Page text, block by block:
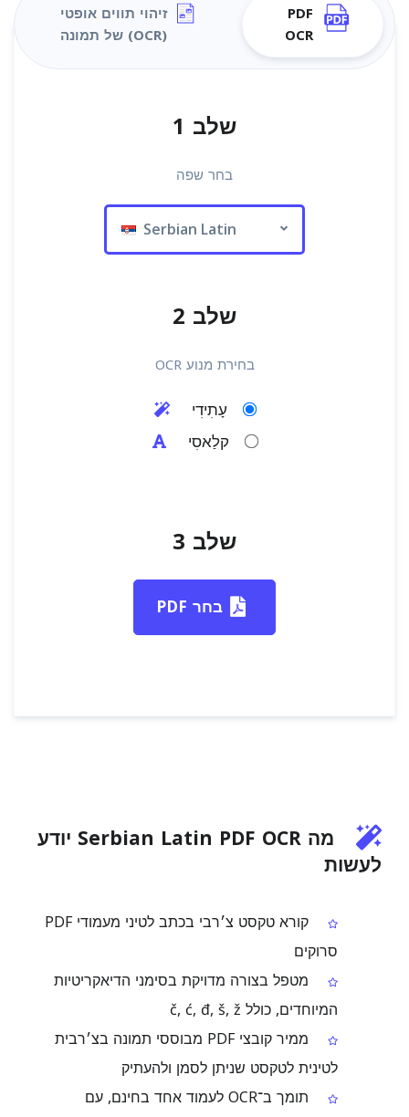
זיהוי תווים אופטי
(OCR) של תמונה
PDF
OCR
שלב 1
בחר שפה
Serbian Latin
שלב 2
בחירת מנוע OCR
עָתִידִי
קלַאסִי
שלב 3
בחר PDF
מה Serbian Latin PDF OCR יודע
לעשות
קורא טקסט צ׳רבי בכתב לטיני מעמודי PDF
סרוקים
מטפל בצורה מדויקת בסימני הדיאקריטיות
המיוחדים, כולל č, ć, đ, š, ž
ממיר קובצי PDF מבוססי תמונה בצ׳רבית
לטינית לטקסט שניתן לסמן ולהעתיק
תומך ב־OCR לעמוד אחד בחינם, עם